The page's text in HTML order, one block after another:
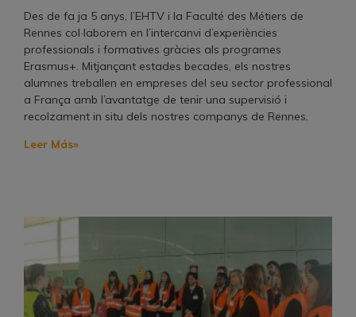
Des de fa ja 5 anys, l’EHTV i la Faculté des Métiers de
Rennes col·laborem en l’intercanvi d’experiències
professionals i formatives gràcies als programes
Erasmus+. Mitjançant estades becades, els nostres
alumnes treballen en empreses del seu sector professional
a França amb l’avantatge de tenir una supervisió i
recolzament in situ dels nostres companys de Rennes.
Leer Más»